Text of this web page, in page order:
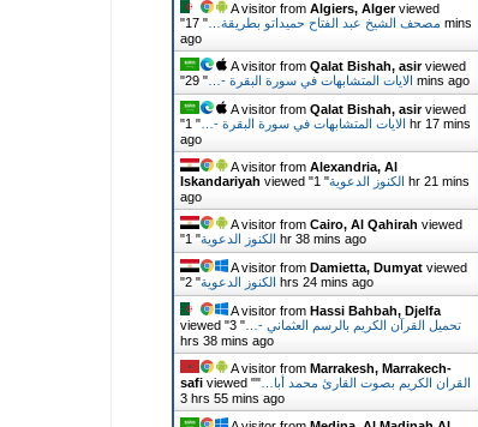
A visitor from Algiers, Algerviewed
"
مصحف الشيخ عبد الفتاح حميداتو بطريقة… "
17 mins
ago
A visitor from Qalat Bishah, asirviewed
"
الايات المتشابهات في سورة البقرة -… "
29 mins ago
A visitor from Qalat Bishah, asirviewed
"
الايات المتشابهات في سورة البقرة -… "
1 hr 17 mins
ago
A visitor from Alexandria, Al
Iskandariyah viewed " الكنوز الدعوية"
1 hr 21 mins
ago
A visitor from Cairo, Al Qahirah viewed
"
الكنوز الدعوية"
1 hr 38 mins ago
A visitor from Damietta, Dumyat viewed
"
الكنوز الدعوية"
2 hrs 24 mins ago
A visitor from Hassi Bahbah, Djelfa
viewed "
تحميل القرآن الكريم بالرسم العثماني -… "
3
hrs 38 mins ago
A visitor from Marrakesh, Marrakech-
safi viewed " القران الكريم بصوت القارئ محمد أبا… "
3 hrs 55 mins ago